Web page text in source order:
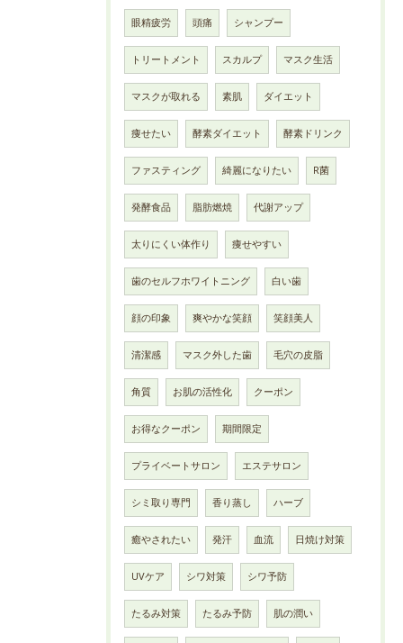
眼精疲労 頭痛 シャンプー
トリートメント スカルプ マスク生活
マスクが取れる 素肌 ダイエット
痩せたい 酵素ダイエット 酵素ドリンク
ファスティング 綺麗になりたい R菌
発酵食品 脂肪燃焼 代謝アップ
太りにくい体作り 痩せやすい
歯のセルフホワイトニング 白い歯
顔の印象 爽やかな笑顔 笑顔美人
清潔感 マスク外した歯 毛穴の皮脂
角質 お肌の活性化 クーポン
お得なクーポン 期間限定
プライベートサロン エステサロン
シミ取り専門 香り蒸し ハーブ
癒やされたい 発汗 血流 日焼け対策
UVケア シワ対策 シワ予防
たるみ対策 たるみ予防 肌の潤い